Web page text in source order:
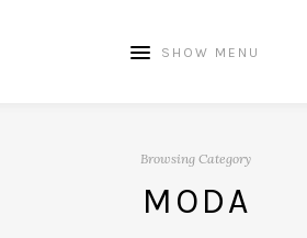
SHOW MENU
Browsing Category
MODA